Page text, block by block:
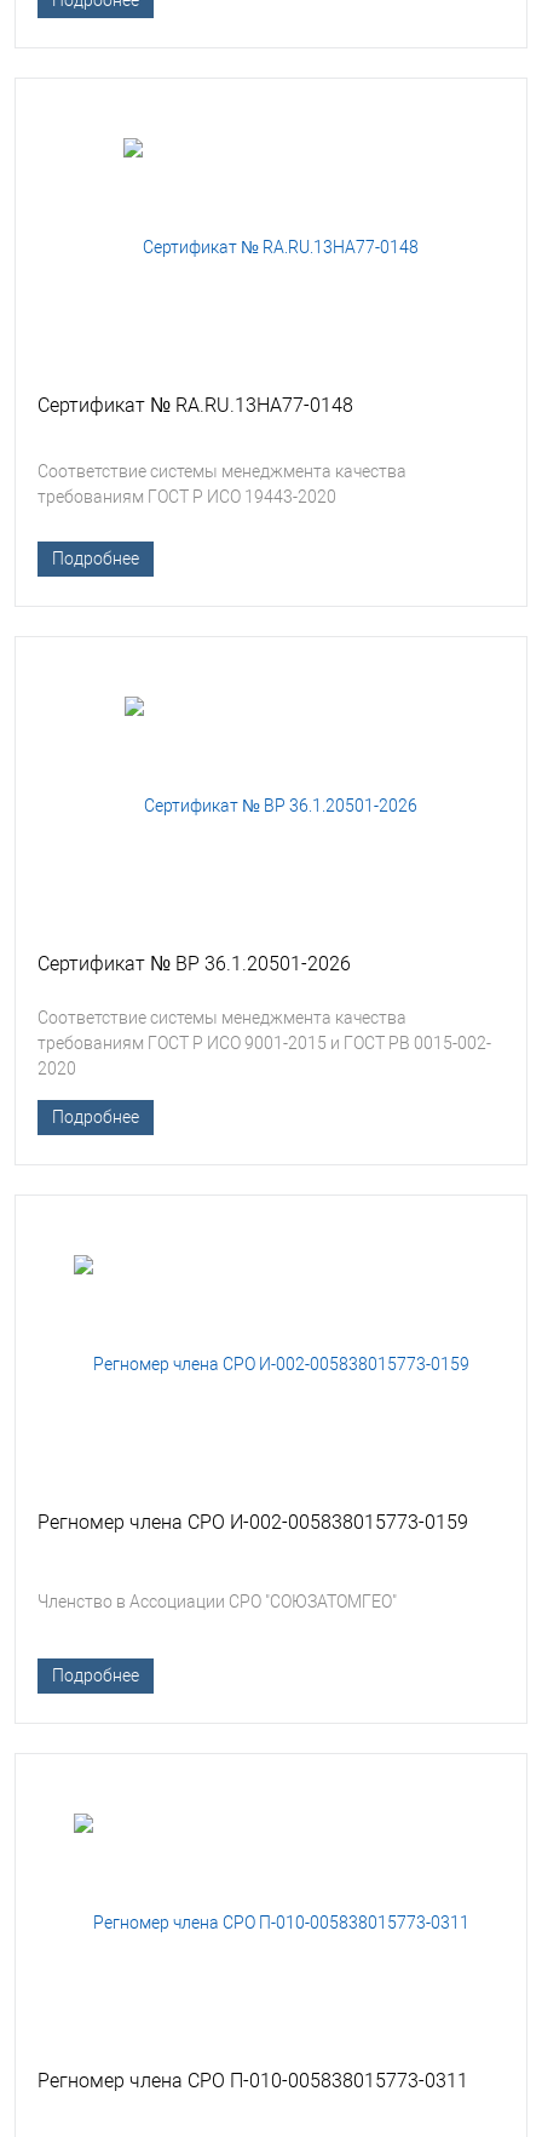
Сертификат № RA.RU.13HA77-0148
Соответствие системы менеджмента качества
требованиям ГОСТ Р ИСО 19443-2020
Подробнее
Сертификат № ВР 36.1.20501-2026
Соответствие системы менеджмента качества
требованиям ГОСТ Р ИСО 9001-2015 и ГОСТ РВ 0015-002-
2020
Подробнее
Регномер члена СРО И-002-005838015773-0159
Членство в Ассоциации СРО "СОЮЗАТОМГЕО"
Подробнее
Регномер члена СРО П-010-005838015773-0311